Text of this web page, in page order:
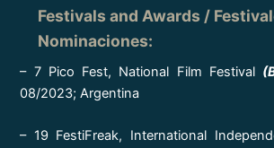
Festivals and Awards /
Nominaciones:
– 7 Pico Fest, National Film Festival
08/2023; Argentina
– 19 FestiFreak, International